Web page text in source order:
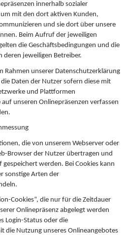
innerhalb sozialer
mit den dort aktiven Kunden,
und sie dort über unsere
Beim Aufruf der jeweiligen
die Geschäftsbedingungen und die
jeweiligen Betreiber.
unserer Datenschutzerklärung
Daten der Nutzer sofern diese mit
und Plattformen
unseren Onlinepräsenzen verfassen
die von unserem Webserver oder
Browser der Nutzer übertragen und
werden. Bei Cookies kann
sonstige Arten der
Cookies“, die nur für die Zeitdauer
Onlinepräsenz abgelegt werden
Login-Status oder die
die Nutzung unseres Onlineangebotes